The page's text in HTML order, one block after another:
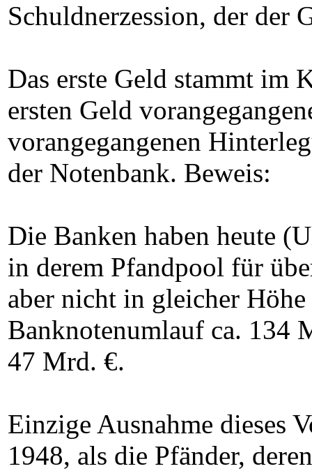
Schuldnerzession, der der
Das erste Geld stammt im
ersten Geld
vorangegangenen
der Notenbank. Beweis:
Die Banken haben heute
in derem Pfandpool für
aber nicht in gleicher
Banknotenumlauf ca. 134
47 Mrd. €.
Einzige Ausnahme dieses
1948, als die Pfänder,